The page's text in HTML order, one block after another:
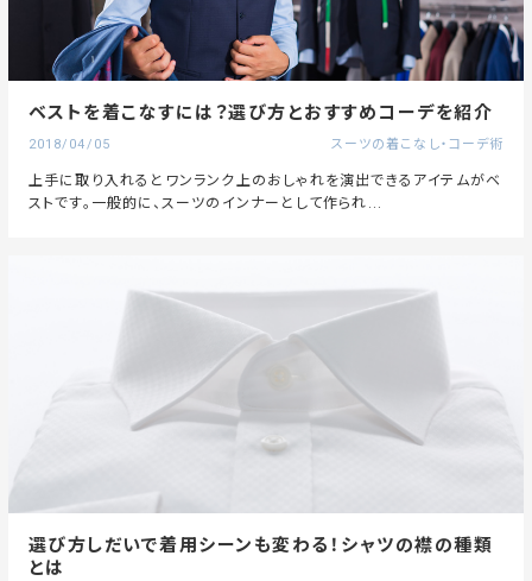
ベストを着こなすには？選び方とおすすめコーデを紹介
2018/04/05 スーツの着こなし・コーデ術
上手に取り入れるとワンランク上のおしゃれを演出できるアイテムがベ
ストです。一般的に、スーツのインナーとして作られ...
選び方しだいで着用シーンも変わる！シャツの襟の種類
とは